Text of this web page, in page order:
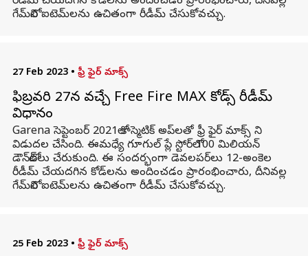
గేమ్‌లోని ఐటెమ్‌లను ఉచితంగా రీడీమ్ చేసుకోవచ్చు.
27 Feb 2023 • ఫ్రీ ఫైర్ మాక్స్
ఫిబ్రవరి 27న వచ్చే Free Fire MAX కోడ్స్ రీడీమ్
విధానం
Garena సెప్టెంబర్ 2021లో కాస్మెటిక్ అప్‌లతో ఫ్రీ ఫైర్ మాక్స్ ని
విడుదల చేసింది. ఈమధ్యే గూగుల్ ప్లే స్టోర్‌లో 100 మిలియన్
డౌన్‌లోడ్‌లు చేరుకుంది. ఈ సందర్భంగా డెవలపర్‌లు 12-అంకెల
రీడీమ్ చేయదగిన కోడ్‌లను అందించడం ప్రారంభించారు, దీనివల్ల
గేమ్‌లోని ఐటెమ్‌లను ఉచితంగా రీడీమ్ చేసుకోవచ్చు.
25 Feb 2023 • ఫ్రీ ఫైర్ మాక్స్